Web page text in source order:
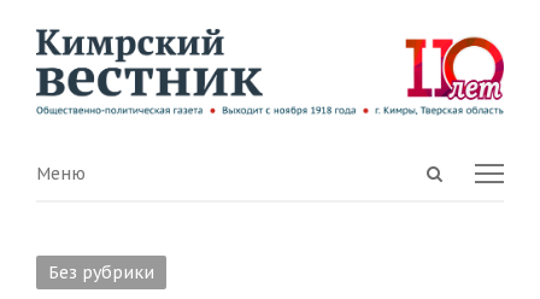
Open
Menu
Меню
Без рубрики